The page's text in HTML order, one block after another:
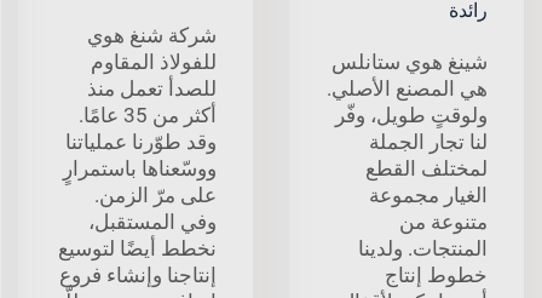
رائدة
شينغ هوي ستانلس
هي المصنع الأصلي.
ولوقتٍ طويل، وفّر
لنا تجار الجملة
لمختلف القطع
الغيار مجموعة
متنوعة من
المنتجات. ولدينا
خطوط إنتاج
شركة شنغ هوي
للفولاذ المقاوم
للصدأ تعمل منذ
أكثر من 35 عامًا.
وقد طوّرنا عملياتنا
ووسّعناها باستمرارٍ
على مرّ الزمن.
وفي المستقبل،
نخطط أيضًا لتوسيع
إنتاجنا وإنشاء فروع